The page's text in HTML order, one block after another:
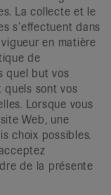
La collecte et le
s’effectuent dans
en matière
de
quel but vos
sont vos
Lorsque vous
Web, une
choix possibles.
de la présente